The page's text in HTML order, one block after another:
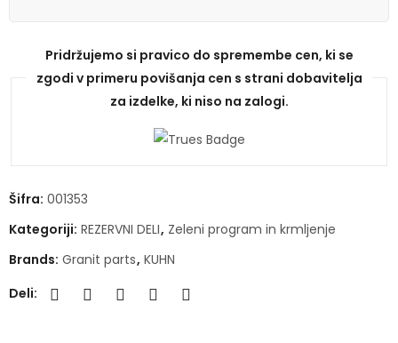
Pridržujemo si pravico do spremembe cen, ki se
zgodi v primeru povišanja cen s strani dobavitelja
za izdelke, ki niso na zalogi.
Šifra: 001353
Kategoriji: REZERVNI DELI, Zeleni program in krmljenje
Brands: Granit parts, KUHN
Deli: